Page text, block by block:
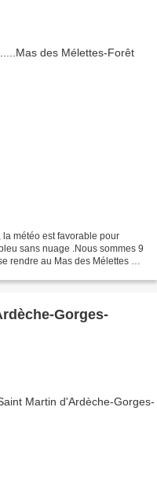
météo est favorable pour
sans nuage .Nous sommes 9
rendre au Mas des Mélettes où
Gorges-